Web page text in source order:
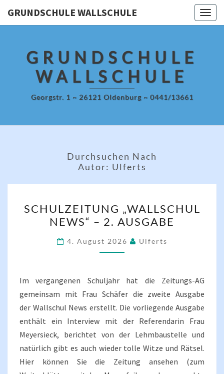
GRUNDSCHULE WALLSCHULE
GRUNDSCHULE
WALLSCHULE
Georgstr. 1 ~ 26121 Oldenburg ~ 0441/13661
Durchsuchen Nach
Autor: Ulferts
„WALLSCHUL
NEWS“
–
2.
SCHULZEITUNG „WALLSCHUL
NEWS“ – 2. AUSGABE
4. August 2026 Ulferts
Im vergangenen Schuljahr hat die Zeitungs-AG
gemeinsam mit Frau Schäfer die zweite Ausgabe
der Wallschul News erstellt. Die vorliegende Ausgabe
enthält ein Interview mit der Referendarin Frau
Meyersieck, berichtet von der Lehmbaustelle und
natürlich gibt es auch wieder tolle Witze und Rätsel.
Hier können Sie die Zeitung ansehen (zum